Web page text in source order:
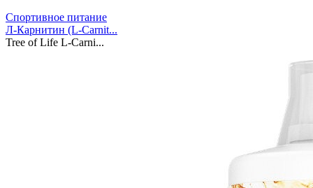
Спортивное питание
Л-Карнитин (L-Сarnit...
Tree of Life L-Carni...